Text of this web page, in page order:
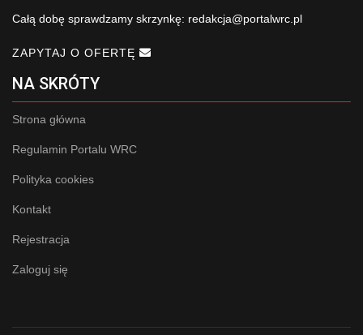
Całą dobę sprawdzamy skrzynkę: redakcja@portalwrc.pl
ZAPYTAJ O OFERTĘ
NA SKRÓTY
Strona główna
Regulamin Portalu WRC
Polityka cookies
Kontakt
Rejestracja
Zaloguj się